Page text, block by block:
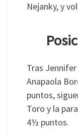
Nejanky, y
Tras
Anapaola
puntos,
Toro y la
4½ puntos.